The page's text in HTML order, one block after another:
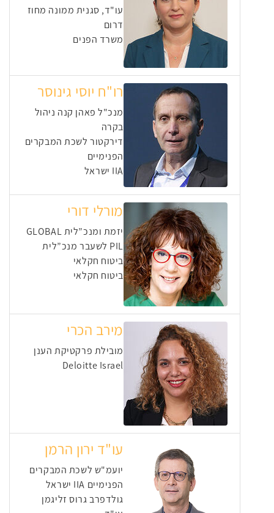
עו"ד, סגנית ממונה מחוז
דרום
משרד הפנים
רו"ח יוסי גינוסר
מנכ"ל פאהן קנה ניהול
בקרה
דירקטור לשכת המבקרים
הפנימיים
IIA ישראל
מורלי דורי
יזמת ומנכ”לית GLOBAL
PIL לשעבר מנכ”לית
ביטוח חקלאי
ביטוח חקלאי
מירב הכרי
מובילת פרקטיקת הענן
Deloitte Israel
עו"ד ירון הרמן
יועמ"ש לשכת המבקרים
הפנימיים IIA ישראל
גולדפרב גרוס זליגמן